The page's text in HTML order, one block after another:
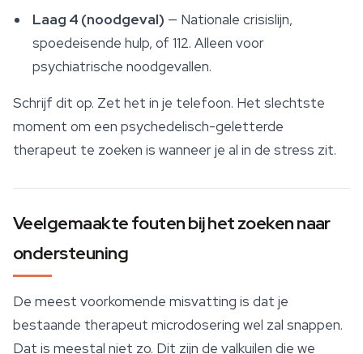
Laag 4 (noodgeval) — Nationale crisislijn,
spoedeisende hulp, of 112. Alleen voor
psychiatrische noodgevallen.
Schrijf dit op. Zet het in je telefoon. Het slechtste
moment om een psychedelisch-geletterde
therapeut te zoeken is wanneer je al in de stress zit.
Veelgemaakte fouten bij het zoeken naar
ondersteuning
De meest voorkomende misvatting is dat je
bestaande therapeut microdosering wel zal snappen.
Dat is meestal niet zo. Dit zijn de valkuilen die we